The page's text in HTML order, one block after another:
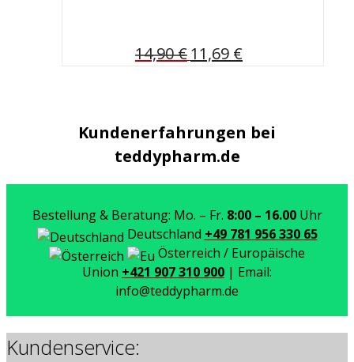
14,90€ Ursprünglicher
11,69 €
Kundenerfahrungen bei
teddypharm.de
Bestellung & Beratung: Mo. – Fr. 8:00 – 16.00Uhr
Deutschland +49 781 956 330 65
Österreich / Europäische
Union +421 907 310 900 | Email:
info@teddypharm.de
Kundenservice: